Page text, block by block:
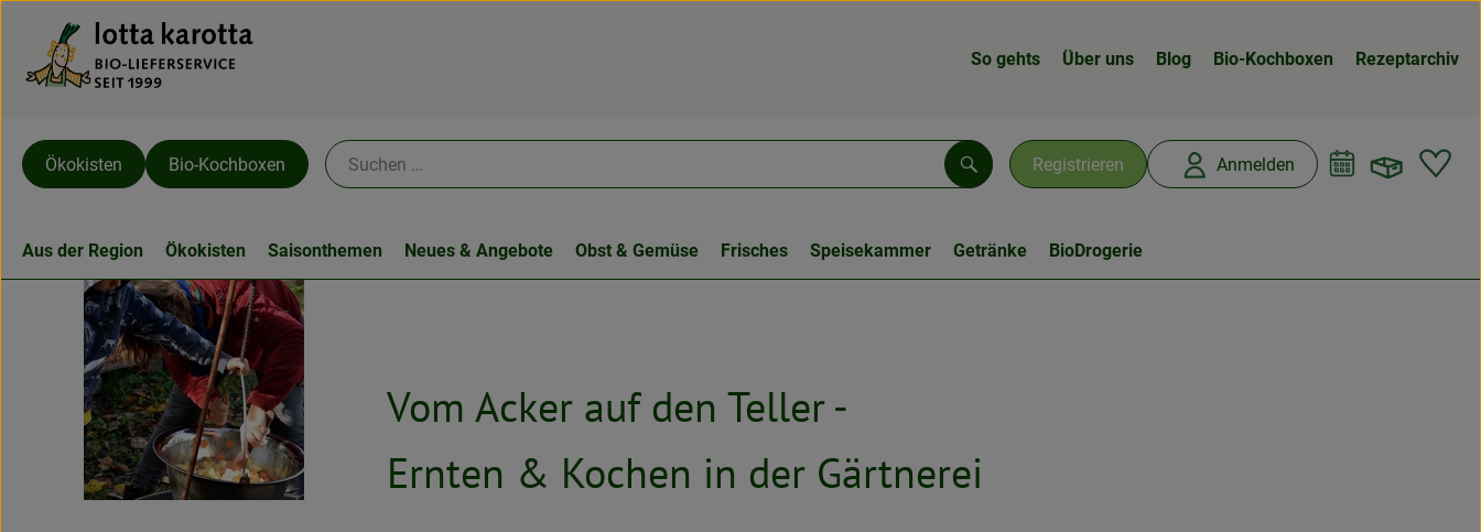
So gehts Über uns Blog Bio-Kochboxen Rezeptarchiv
Registrieren Anmelden
Suchen
Ökokisten Bio-Kochboxen
Aus der Region Ökokisten Saisonthemen Neues & Angebote Obst & Gemüse Frisches Speisekammer Getränke BioDrogerie
Vom Acker auf den Teller -
Ernten & Kochen in der Gärtnerei